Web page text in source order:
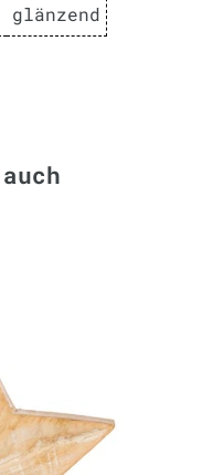
glänzend